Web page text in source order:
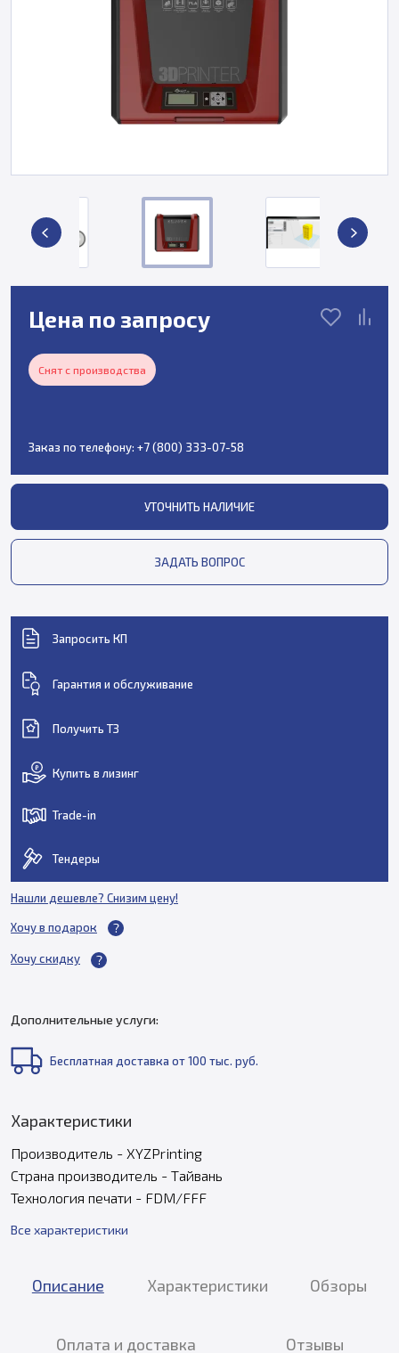
Цена по запросу
Снят с производства
Заказ по телефону: +7 (800) 333-07-58
УТОЧНИТЬ НАЛИЧИЕ
ЗАДАТЬ ВОПРОС
Запросить КП
Гарантия и обслуживание
Получить ТЗ
Купить в лизинг
Trade-in
Тендеры
Нашли дешевле? Снизим цену!
Хочу в подарок
Хочу скидку
Дополнительные услуги:
Бесплатная доставка от 100 тыс. руб.
Характеристики
Производитель - XYZPrinting
Страна производитель - Тайвань
Технология печати - FDM/FFF
Все характеристики
Описание Характеристики Обзоры
Оплата и доставка Отзывы